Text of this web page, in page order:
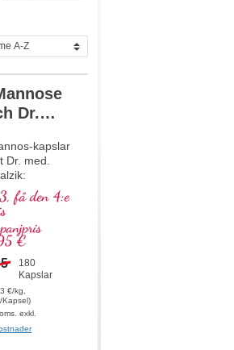
Dr.
kapslar
Dr. med.
ren D-
i optimal
–
naturlig
från
Utvecklad
daglig
med
5 g högren
per dag.
få den 4:e
€
180
Kapslar
€/kg,
Kapsel)
exkl.